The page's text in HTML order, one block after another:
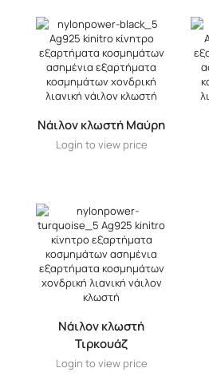
Νάιλον κλωστή Μαύρη
Login to view price
Νάιλον κλωστή
Τιρκουάζ
Login to view price